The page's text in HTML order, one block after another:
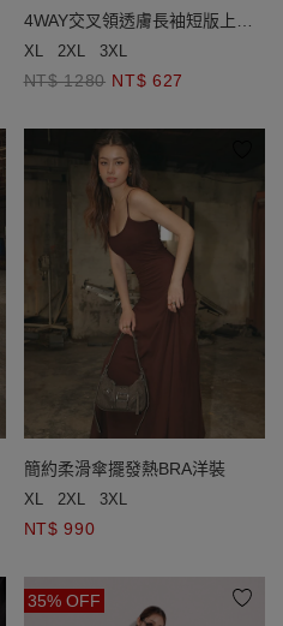
4WAY交叉領透膚長袖短版上衣
細肩帶BRA長洋裝套裝
XL 2XL 3XL
NT$ 1280 NT$ 627
簡約柔滑傘擺發熱BRA洋裝
XL 2XL 3XL
NT$ 990
35% OFF